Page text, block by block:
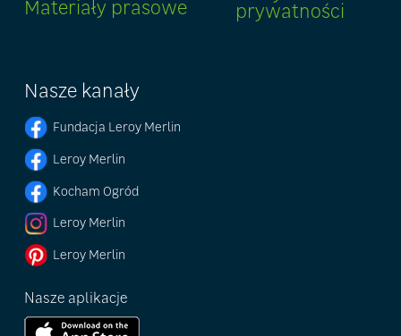
Materiały prasowe
prywatności
Nasze kanały
Fundacja Leroy Merlin
Leroy Merlin
Kocham Ogród
Leroy Merlin
Leroy Merlin
Nasze aplikacje